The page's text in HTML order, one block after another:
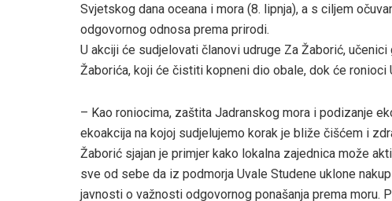
Svjetskog dana oceana i mora (8. lipnja), a s ciljem
odgovornog odnosa prema prirodi.
U akciji će sudjelovati članovi udruge Za Žaborić,
Žaborića, koji će čistiti kopneni dio obale, dok će ronioci
– Kao roniocima, zaštita Jadranskog mora i podizanje
ekoakcija na kojoj sudjelujemo korak je bliže čišćem i
Žaborić sjajan je primjer kako lokalna zajednica može
sve od sebe da iz podmorja Uvale Studene uklone
javnosti o važnosti odgovornog ponašanja prema moru.